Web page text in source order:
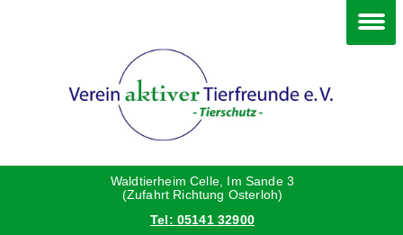
Waldtierheim Celle, Im Sande 3
(Zufahrt Richtung Osterloh)
Tel: 05141 32900
Katzen
Danke an die Helfer
Vorstand
Satzung